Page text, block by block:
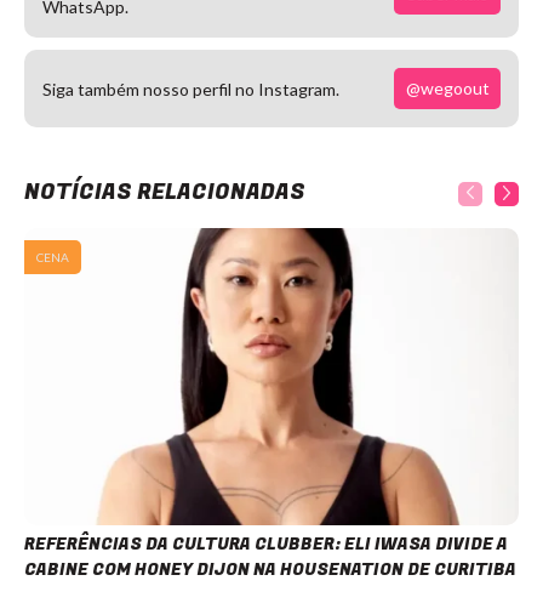
WhatsApp.
Siga também nosso perfil no Instagram. @wegoout
NOTÍCIAS RELACIONADAS
CENA
REFERÊNCIAS DA CULTURA CLUBBER: ELI IWASA DIVIDE A
CABINE COM HONEY DIJON NA HOUSENATION DE CURITIBA